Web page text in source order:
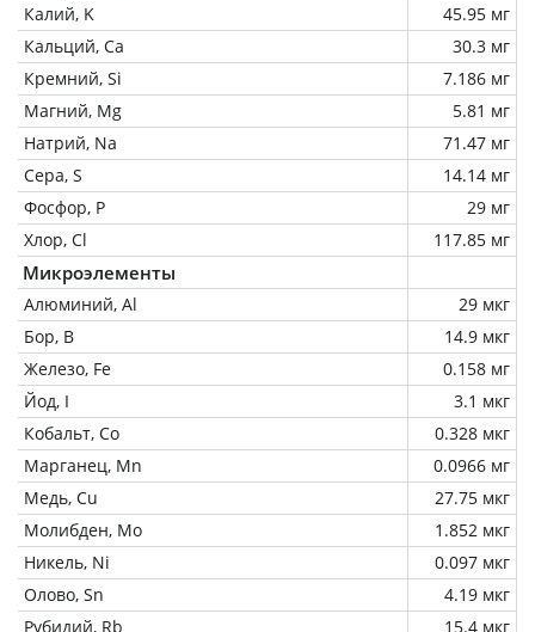
Калий, K
45.95 мг
Кальций, Ca
30.3 мг
Кремний, Si
7.186 мг
Магний, Mg
5.81 мг
Натрий, Na
71.47 мг
Сера, S
14.14 мг
Фосфор, P
29 мг
Хлор, Cl
117.85 мг
Микроэлементы
Алюминий, Al
29 мкг
Бор, B
14.9 мкг
Железо, Fe
0.158 мг
Йод, I
3.1 мкг
Кобальт, Co
0.328 мкг
Марганец, Mn
0.0966 мг
Медь, Cu
27.75 мкг
Молибден, Mo
1.852 мкг
Никель, Ni
0.097 мкг
Олово, Sn
4.19 мкг
Рубидий, Rb
15.4 мкг